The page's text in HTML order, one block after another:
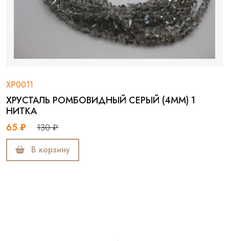
ХР0011
ХРУСТАЛЬ РОМБОВИДНЫЙ СЕРЫЙ (4ММ) 1
НИТКА
65 ₽
130 ₽
В корзину